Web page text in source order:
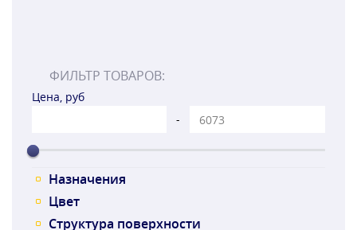
ФИЛЬТР ТОВАРОВ:
Цена, руб
-
Назначения
Цвет
Структура поверхности